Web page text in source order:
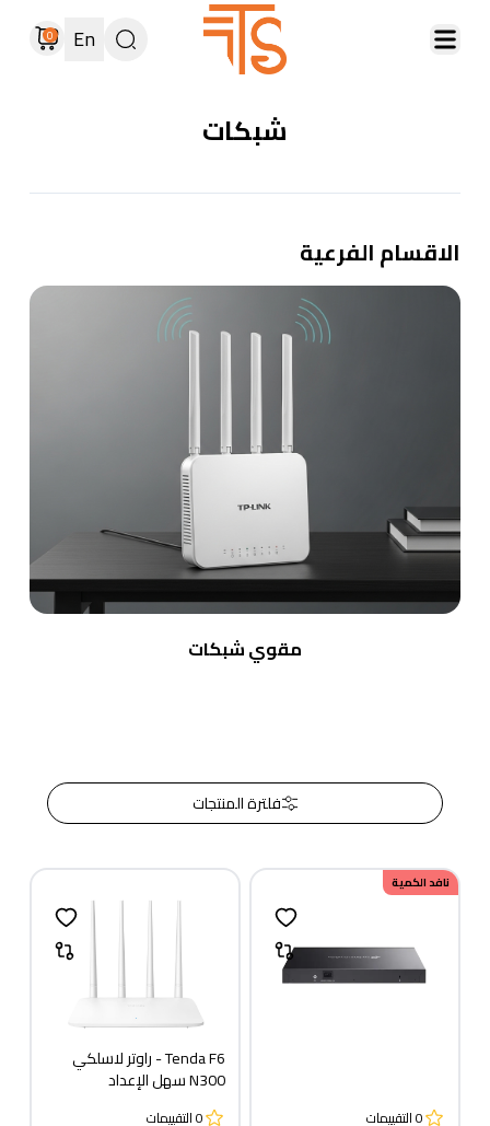
En
0
شبكات
الاقسام الفرعية
مقوي شبكات
فلترة المنتجات
نافد الكمية
0التقييمات
Tenda F6 - راوتر لاسلكي
N300 سهل الإعداد
0التقييمات